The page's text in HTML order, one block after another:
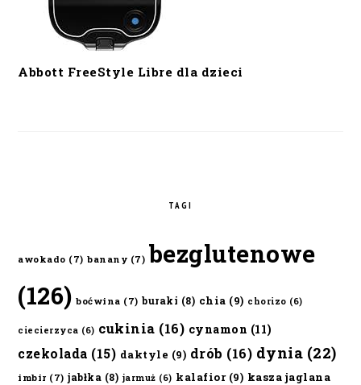
Abbott FreeStyle Libre dla dzieci
TAGI
awokado (7) banany (7) bezglutenowe
(126) boćwina (7) buraki (8) chia (9) chorizo (6)
ciecierzyca (6) cukinia (16) cynamon (11)
czekolada (15) daktyle (9) drób (16) dynia (22)
imbir (7) jabłka (8) jarmuż (6) kalafior(9) kasza jaglana